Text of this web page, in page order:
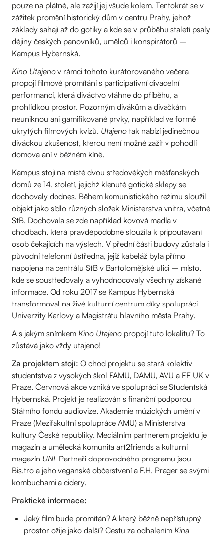
pouze na plátně, ale zažijí jej všude kolem. Tentokrát se v
zážitek promění historický dům v centru Prahy, jehož
základy sahají až do gotiky a kde se v průběhu staletí psaly
dějiny českých panovníků, umělců i konspirátorů –
Kampus Hybernská.
Kino Utajeno v rámci tohoto kurátorovaného večera
propojí filmové promítání s participativní divadelní
performancí, která diváctvo vtáhne do příběhu, a
prohlídkou prostor. Pozorným divákům a divačkám
neuniknou ani gamifikované prvky, například ve formě
ukrytých filmových kvízů. Utajeno tak nabízí jedinečnou
diváckou zkušenost, kterou není možné zažít v pohodlí
domova ani v běžném kině.
Kampus stojí na místě dvou středověkých měšťanských
domů ze 14. století, jejichž klenuté gotické sklepy se
dochovaly dodnes. Během komunistického režimu sloužil
objekt jako sídlo různých složek Ministerstva vnitra, včetně
StB. Dochovala se zde například kovová madla v
chodbách, která pravděpodobně sloužila k připoutávání
osob čekajících na výslech. V přední části budovy zůstala i
původní telefonní ústředna, jejíž kabeláž byla přímo
napojena na centrálu StB v Bartolomějské ulici – místo,
kde se soustřeďovaly a vyhodnocovaly všechny získané
informace. Od roku 2017 se Kampus Hybernská
transformoval na živé kulturní centrum díky spolupráci
Univerzity Karlovy a Magistrátu hlavního města Prahy.
A s jakým snímkem Kino Utajeno propojí tuto lokalitu? To
zůstává jako vždy utajeno!
Za projektem stojí: O chod projektu se stará kolektiv
studentstva z vysokých škol FAMU, DAMU, AVU a FF UK v
Praze. Červnová akce vzniká ve spolupráci se Studentská
Hybernská. Projekt je realizován s finanční podporou
Státního fondu audiovize, Akademie múzických umění v
Praze (Mezifakultní spolupráce AMU) a Ministerstva
kultury České republiky. Mediálním partnerem projektu je
magazín a umělecká komunita art2friends a kulturní
magazín UNI. Partneři doprovodného programu jsou
Bis.tro a jeho veganské občerstvení a F.H. Prager se svými
kombuchami a cidery.
Praktické informace:
Jaký film bude promítán? A který běžně nepřístupný
prostor ožije jako další? Cestu za odhalením Kina